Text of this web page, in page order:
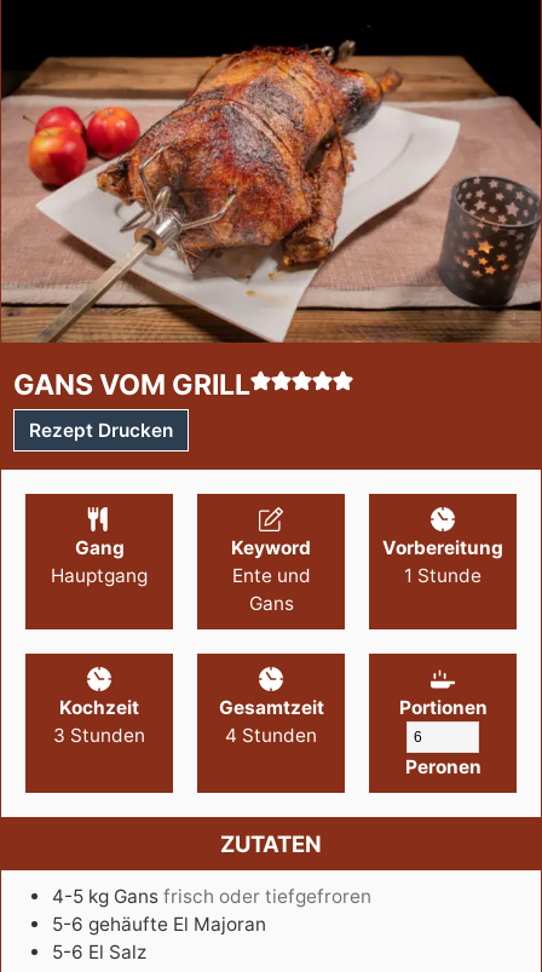
GANS VOM GRILL
Rezept Drucken
Gang
Hauptgang
Keyword
Ente und
Gans
Vorbereitung
1 Stunde
Kochzeit
3 Stunden
Gesamtzeit
4 Stunden
Portionen
Peronen
ZUTATEN
4-5 kg Gans frisch oder tiefgefroren
5-6 gehäufte El Majoran
5-6 El Salz